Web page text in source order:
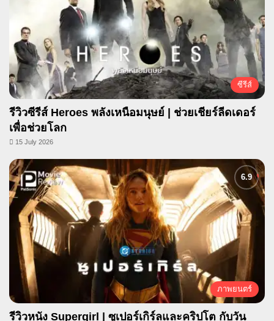
ซีรีส์
รีวิวซีรีส์ Heroes พลังเหนือมนุษย์ | ช่วยเชียร์ลีดเดอร์
เพื่อช่วยโลก
15 July 2026
ภาพยนตร์
รีวิวหนัง Supergirl | ซูเปอร์เกิร์ลและคริปโต กับวัน